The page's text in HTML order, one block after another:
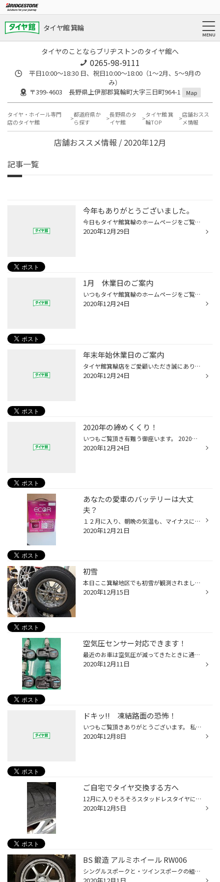
タイヤ館 箕輪
タイヤのことならブリヂストンのタイヤ館へ
0265-98-9111
平日10:00～18:30 日、祝日10:00～18:00（1～2月、5～9月の
み）
〒399-4603 長野県上伊那郡箕輪町大字三日町964-1
Map
タイヤ・ホイール専門
店のタイヤ館
都道府県か
ら探す
長野県のタ
イヤ館
タイヤ館 箕
輪TOP
店舗おスス
メ情報
店舗おススメ情報 / 2020年12月
記事一覧
今年もありがとうございました。
今日もタイヤ館箕輪のホームページをご覧頂き、ありがとうございます！ 今日で当店の２０２０年の営業は終了になります！ 今年も当店をご愛顧頂き、誠にありがとうございました！ 年始は１月7日からの営業となりますので、宜しくお願い致します。 来年も皆様に安全・安心なカーライフをご提供できる...
2020年12月29日
1月 休業日のご案内
いつもタイヤ館箕輪のホームページをご覧頂きありがとうございます。 １月休業日のご案内です。 1日～6日・12日・13日・20日・27日 誠に勝手ながら上記日を休業日とさせていただきます。 タイヤ館箕輪 スタッフ一同
2020年12月24日
年末年始休業日のご案内
タイヤ館箕輪店をご愛顧いただき誠にありがとうございます。 年末年始のお休みを12月30日（水）から1月6日（水）までとさせていただきます。 ※29日はＡＭ10：30～PM14：00までの短縮営業となります。 タイヤの交換やその他作業は余裕をもって早めにご予約いただきます様お願い致します。
2020年12月24日
2020年の締めくくり！
いつもご覧頂き有難う御座います。 2020年も残す所、8日となってしまいました。 当店の営業日は2020年12月29日(火)までとなっております。 タイヤのご購入・交換が未だ…という方はお急ぎください。 2021年1月7日(木)より初売りセール開催です！ 2020年のクリスマス・年越し・2021年お正月は自粛が大...
2020年12月24日
あなたの愛車のバッテリーは大丈
夫？
１２月に入り、朝晩の気温も、マイナスになる日が多くなってきましたね。 スタッドレスタイヤも履き替えしたし、空気圧も点検したしいつ雪が降っても 大丈夫だと思っていたら・・・・ 朝、出勤しようとしたら車のエンジンがかからない！ バッテリーが上がってしまった。そんな経験はいたくないです...
2020年12月21日
初雪
本日ここ箕輪地区でも初雪が観測されました 多くのお客様にご来店いただきました。ありがとうございます。 今年もあと２週間。 年内いっぱい元気に営業致します。 ご来店お待ちしております 夏タイヤも在庫品をお買い得価格でご提供いたします 夏冬セットでのご購入もおすすめです！
2020年12月15日
空気圧センサー対応できます！
最近のお車は空気圧が減ってきたときに通知してくれる空気圧センサーが ホイールについていることが増えてきました。（まだまだ少ないですが‥‥） そういったお車にも対応できるホイールもご用意しております。 お気軽にご相談ください。
2020年12月11日
ドキッ!! 凍結路面の恐怖！
いつもご覧頂きありがとうございます。 私は木曽地区に住んでいるのですが12/4の夜間から冷え込み、12/5の朝の通勤時、 権平峠のスロープのカーブに差しかかったところズルズルッと外側へ滑っていくではないですか！ 冬道は慣れているつもりの私でも一瞬ドキッ！としました。 もうこの時期になった...
2020年12月8日
ご自宅でタイヤ交換する方へ
12月に入りそろそろスタッドレスタイヤに交換しようと 考えてる方、もちろんスタッドレスタイヤの残溝はチェックされると 思いますが、 まだまだ十分使用可能で交換しまいた。その後、夏タイヤをしまい込む前に 夏タイヤの点検をしましょう。残溝（スリップサインは出てないか？） 釘など異物が刺さ...
2020年12月5日
BS 鍛造 アルミホイール RW006
シングルスポークと・ツインスポークの組み合わせはこのホイールだけです 高次元の軽さ・剛性・強度 ブリヂストンの鍛造アルミ こちらの商品は数量限定になります。 ご成約頂きありがとうございました。 春が待ち遠しいです MAZDA 3 ファストバック
2020年12月1日